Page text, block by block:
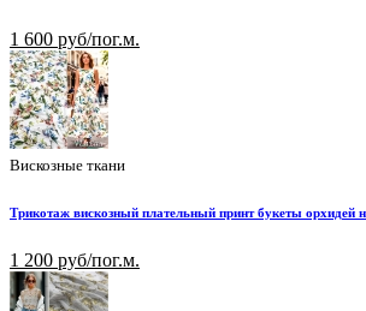
1 600 руб/пог.м.
Вискозные ткани
Трикотаж вискозный плательный принт букеты орхидей
1 200 руб/пог.м.